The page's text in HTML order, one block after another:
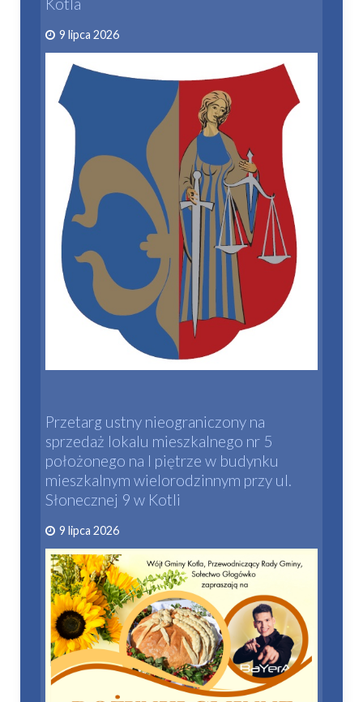
Kotla
9 lipca 2026
Przetarg ustny nieograniczony na
sprzedaż lokalu mieszkalnego nr 5
położonego na I piętrze w budynku
mieszkalnym wielorodzinnym przy ul.
Słonecznej 9 w Kotli
9 lipca 2026